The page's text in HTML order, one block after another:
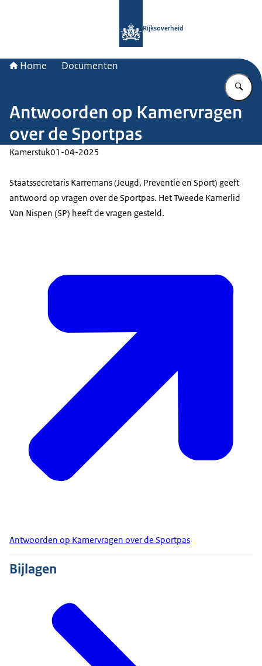
Rijksoverheid
Home Documenten
Antwoorden op Kamervragen
over de Sportpas
Kamerstuk01-04-2025
Staatssecretaris Karremans (Jeugd, Preventie en Sport) geeft
antwoord op vragen over de Sportpas. Het Tweede Kamerlid
Van Nispen (SP) heeft de vragen gesteld.
Antwoorden op Kamervragen over de Sportpas
Bijlagen